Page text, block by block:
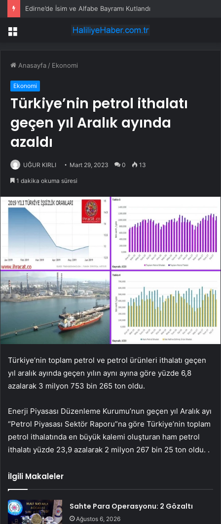
Edirne’de İsim ve Alfabe Bayramı Kutlandı
Menü
Anasayfa / Ekonomi
Ekonomi
Türkiye’nin petrol ithalatı
geçen yıl Aralık ayında
azaldı
UĞUR KIRLI Mart 29, 2023 0 13
1 dakika okuma süresi
Türkiye’nin toplam petrol ve petrol ürünleri ithalatı geçen
yıl aralık ayında geçen yılın aynı ayına göre yüzde 6,8
azalarak 3 milyon 753 bin 265 ton oldu.
Enerji Piyasası Düzenleme Kurumu’nun geçen yıl Aralık ayı
“Petrol Piyasası Sektör Raporu”na göre Türkiye’nin toplam
petrol ithalatında en büyük kalemi oluşturan ham petrol
ithalatı yüzde 23,9 azalarak 2 milyon 267 bin 25 ton oldu. .
İlgili Makaleler
Sahte Para Operasyonu: 2 Gözaltı
Ağustos 6, 2026